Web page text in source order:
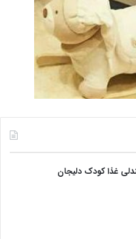
غذا کودک دلیجان